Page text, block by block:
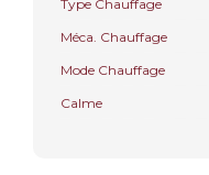
Type Chauffage
Méca. Chauffage
Mode Chauffage
Calme